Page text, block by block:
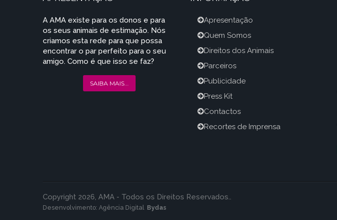
A AMA existe para os donos e para
os seus animais de estimação. Nós
criamos esta rede para que possa
encontrar o par perfeito para o seu
amigo. Como é que isso se faz?
SAIBA MAIS...
Apresentação
Quem Somos
Direitos dos Animais
Parceiros
Publicidade
Press Kit
Contactos
Recortes de Imprensa
Copyright 2026, AMA - Todos os Direitos Reservados..
Desenvolvimento: Agência Digital Bydas